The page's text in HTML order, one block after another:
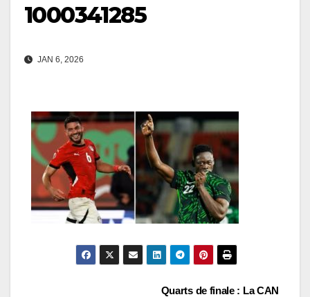
1000341285
JAN 6, 2026
Quarts de finale : La CAN